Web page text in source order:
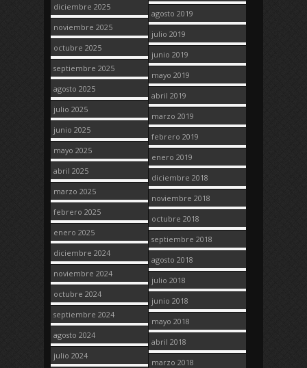
diciembre 2025
noviembre 2025
octubre 2025
septiembre 2025
agosto 2025
julio 2025
junio 2025
mayo 2025
abril 2025
marzo 2025
febrero 2025
enero 2025
diciembre 2024
noviembre 2024
octubre 2024
septiembre 2024
agosto 2024
julio 2024
agosto 2019
julio 2019
junio 2019
mayo 2019
abril 2019
marzo 2019
febrero 2019
enero 2019
diciembre 2018
noviembre 2018
octubre 2018
septiembre 2018
agosto 2018
julio 2018
junio 2018
mayo 2018
abril 2018
marzo 2018